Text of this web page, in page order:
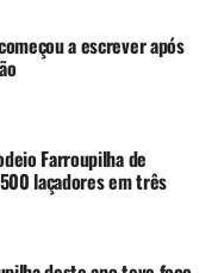
a escrever após
Farroupilha de
laçadores em três